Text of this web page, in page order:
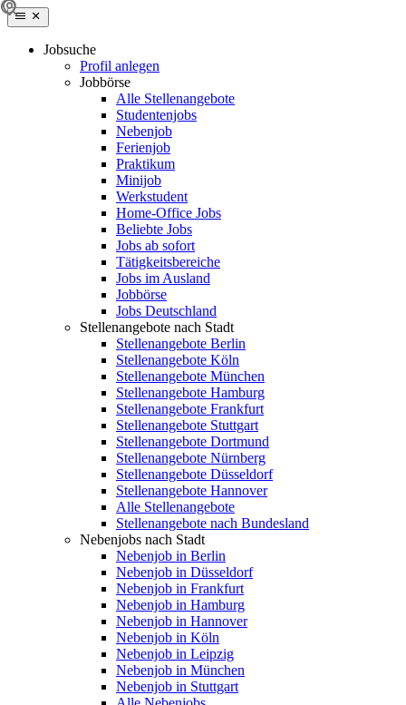
Jobsuche
Profil anlegen
Jobbörse
Alle Stellenangebote
Studentenjobs
Nebenjob
Ferienjob
Praktikum
Minijob
Werkstudent
Home-Office Jobs
Beliebte Jobs
Jobs ab sofort
Tätigkeitsbereiche
Jobs im Ausland
Jobbörse
Jobs Deutschland
Stellenangebote nach Stadt
Stellenangebote Berlin
Stellenangebote Köln
Stellenangebote München
Stellenangebote Hamburg
Stellenangebote Frankfurt
Stellenangebote Stuttgart
Stellenangebote Dortmund
Stellenangebote Nürnberg
Stellenangebote Düsseldorf
Stellenangebote Hannover
Alle Stellenangebote
Stellenangebote nach Bundesland
Nebenjobs nach Stadt
Nebenjob in Berlin
Nebenjob in Düsseldorf
Nebenjob in Frankfurt
Nebenjob in Hamburg
Nebenjob in Hannover
Nebenjob in Köln
Nebenjob in Leipzig
Nebenjob in München
Nebenjob in Stuttgart